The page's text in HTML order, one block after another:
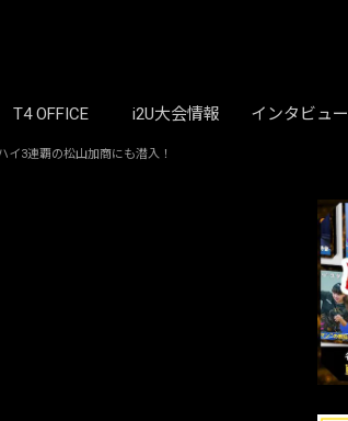
T4 OFFICE i2U大会情報 インタビュー
イ3連覇の松山加商にも潜入！